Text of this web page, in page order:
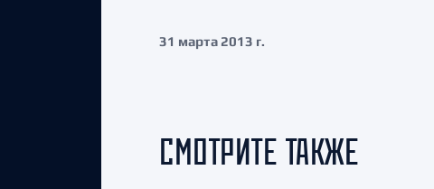
31 марта 2013 г.
СМОТРИТЕ ТАКЖЕ